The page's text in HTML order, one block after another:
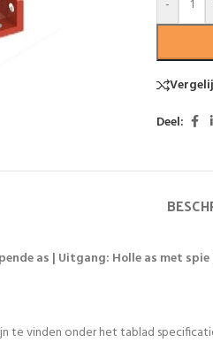
-
Deel:
as | Uitgang: Holle as met spie
te vinden onder het tablad